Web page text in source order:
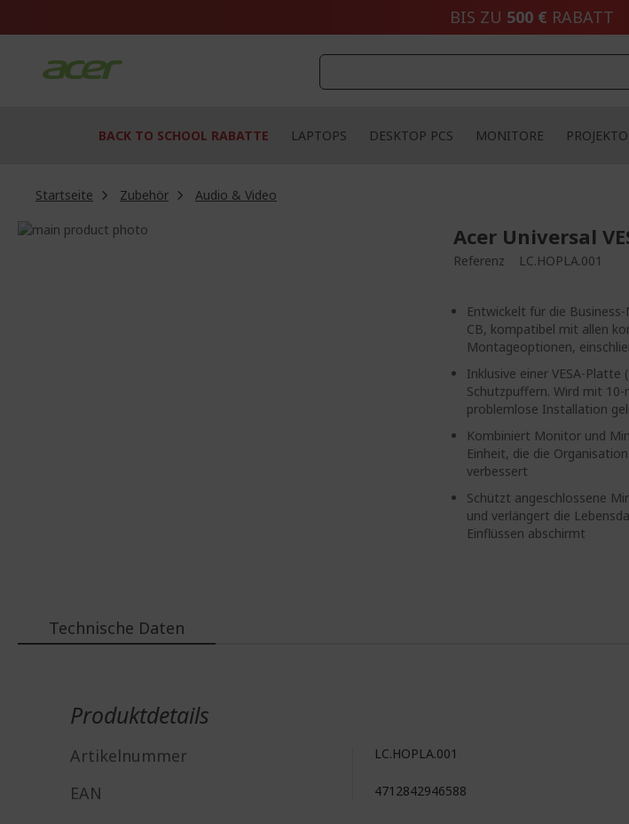
BIS ZU 500 € RABATT
BACK TO SCHOOL RABATTE LAPTOPS DESKTOP PCS MONITORE
Startseite Zubehör
Audio & Video
Zum
Acer Universal
Referenz LC.HOPLA.001
Entwickelt für die
CB, kompatibel mit allen
Montageoptionen,
Inklusive einer VESA-
Schutzpuffern. Wird mit
problemlose Installation
Kombiniert Monitor und
Einheit, die die
verbessert
Schützt angeschlossene
und verlängert die
Einflüssen abschirmt
Technische Daten
Produktdetails
Artikelnummer LC.HOPLA.001
EAN 4712842946588